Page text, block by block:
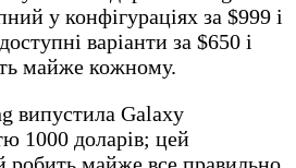
у конфігураціях за $999 і
варіанти за $650 і
майже кожному.
випустила Galaxy
1000 доларів; цей